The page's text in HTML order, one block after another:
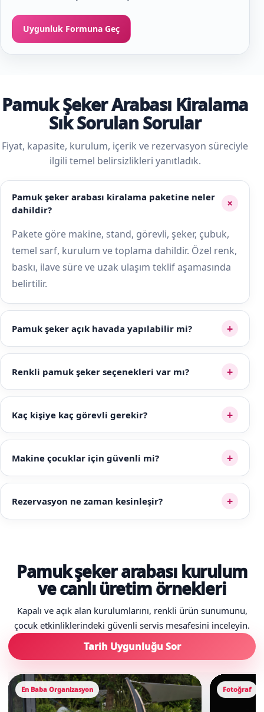
Uygunluk Formuna Geç
Pamuk Şeker Arabası Kiralama
Sık Sorulan Sorular
Fiyat, kapasite, kurulum, içerik ve rezervasyon süreciyle
ilgili temel belirsizlikleri yanıtladık.
Pamuk şeker arabası kiralama paketine neler
dahildir?
+
Pakete göre makine, stand, görevli, şeker, çubuk,
temel sarf, kurulum ve toplama dahildir. Özel renk,
baskı, ilave süre ve uzak ulaşım teklif aşamasında
belirtilir.
Pamuk şeker açık havada yapılabilir mi? +
Renkli pamuk şeker seçenekleri var mı? +
Kaç kişiye kaç görevli gerekir? +
Makine çocuklar için güvenli mi? +
Rezervasyon ne zaman kesinleşir? +
Pamuk şeker arabası kurulum
ve canlı üretim örnekleri
Kapalı ve açık alan kurulumlarını, renkli ürün sunumunu,
çocuk etkinliklerindeki güvenli servis mesafesini inceleyin.
Tarih Uygunluğu Sor
En Baba Organizasyon Fotoğraf